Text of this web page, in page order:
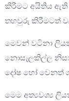
කිරීමට අයිතිය
තහවුරු කිරීමටත්
මෙවන් වටිනා
නොසැලකිල්ල
දෝෂ හෝ වෙනත්
මෙම අත්‍යවශ්‍ය